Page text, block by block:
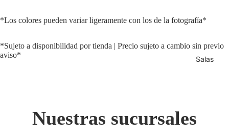
Salas
*Los colores pueden variar ligeramente con los de la fotografía*
*Sujeto a disponibilidad por tienda | Precio sujeto a cambio sin previo
aviso*
Nuestras sucursales